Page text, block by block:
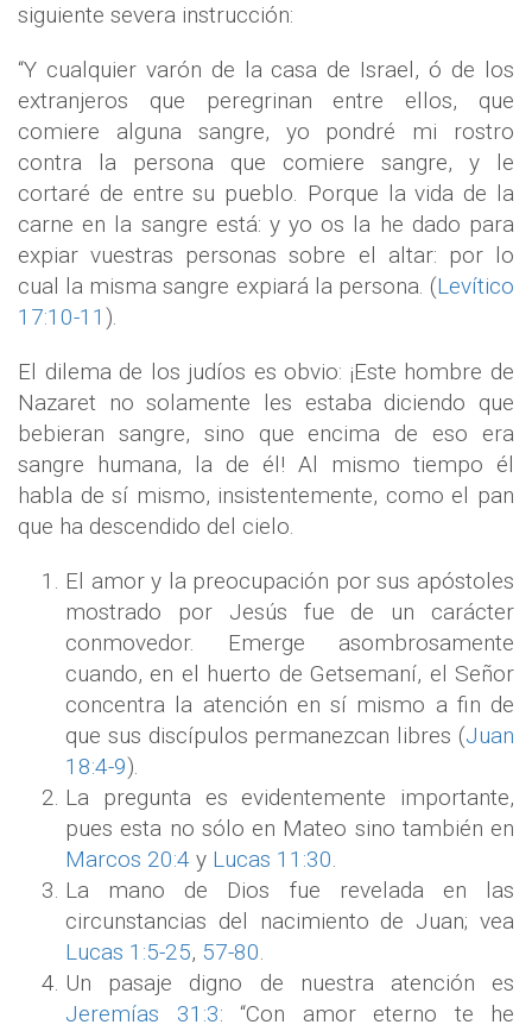
siguiente severa instrucción:
“Y cualquier varón de la casa de Israel, ó de los
extranjeros que peregrinan entre ellos, que
comiere alguna sangre, yo pondré mi rostro
contra la persona que comiere sangre, y le
cortaré de entre su pueblo. Porque la vida de la
carne en la sangre está: y yo os la he dado para
expiar vuestras personas sobre el altar: por lo
cual la misma sangre expiará la persona. (Levítico
17:10-11 ).
El dilema de los judíos es obvio: ¡Este hombre de
Nazaret no solamente les estaba diciendo que
bebieran sangre, sino que encima de eso era
sangre humana, la de él! Al mismo tiempo él
habla de sí mismo, insistentemente, como el pan
que ha descendido del cielo.
El amor y la preocupación por sus apóstoles
mostrado por Jesús fue de un carácter
conmovedor. Emerge asombrosamente
cuando, en el huerto de Getsemaní, el Señor
concentra la atención en sí mismo a fin de
que sus discípulos permanezcan libres (Juan
18:4-9).
La pregunta es evidentemente importante,
pues esta no sólo en Mateo sino también en
Marcos 20:4 y Lucas 11:30.
La mano de Dios fue revelada en las
circunstancias del nacimiento de Juan; vea
Lucas 1:5-25, 57-80.
Un pasaje digno de nuestra atención es
Jeremías 31:3: “Con amor eterno te he